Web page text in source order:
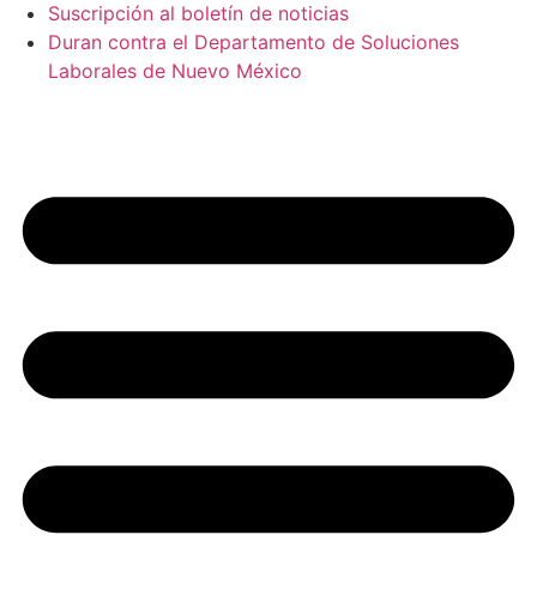
Suscripción al boletín de noticias
Duran contra el Departamento de Soluciones
Laborales de Nuevo México